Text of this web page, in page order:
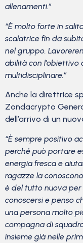
allenamenti.”
“È molto forte in
scalatrice fin da
nel gruppo.
abilità con
multidisciplinare.”
Anche la direttrice
Zondacrypto
dell’arrivo di un
“È sempre positivo
perché può portare
energia fresca e
ragazze la
è del tutto nuova
conoscersi e penso
una persona molto
compagna di
insieme già nelle